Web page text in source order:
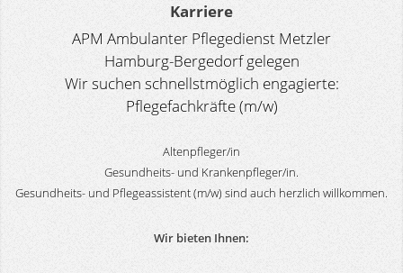
Karriere
APM Ambulanter Pflegedienst Metzler
Hamburg-Bergedorf gelegen
Wir suchen schnellstmöglich engagierte:
Pflegefachkräfte (m/w)
Altenpfleger/in
Gesundheits- und Krankenpfleger/in.
Gesundheits- und Pflegeassistent (m/w) sind auch herzlich willkommen.
Wir bieten Ihnen: